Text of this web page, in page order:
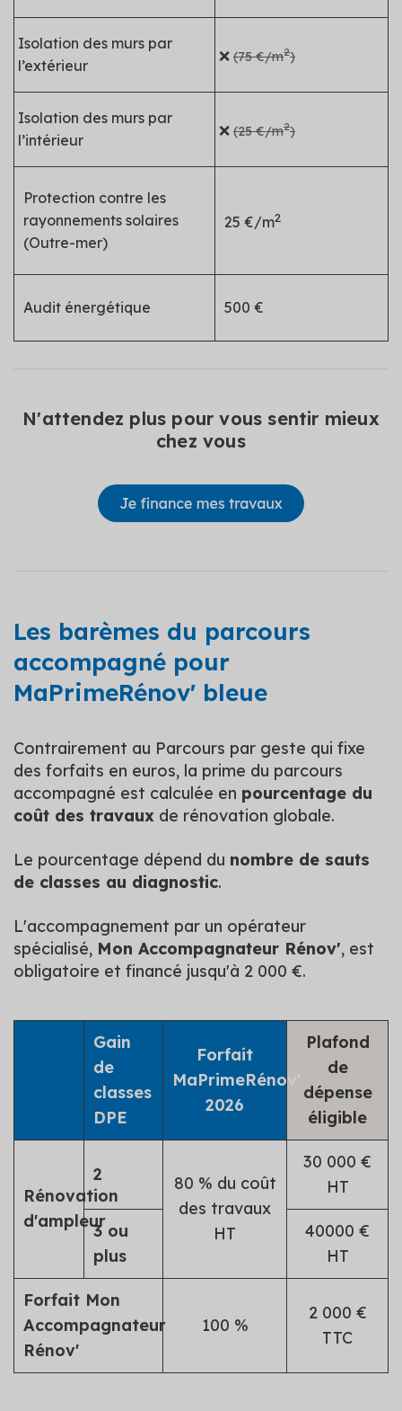
Isolation des murs par
l’extérieur
❌ (75 €/m2)
Isolation des murs par
l’intérieur
❌ (25 €/m2)
Protection contre les
rayonnements solaires
(Outre-mer)
25 €/m2
Audit énergétique 500 €
N'attendez plus pour vous sentir mieux
chez vous
Les barèmes du parcours
accompagné pour
MaPrimeRénov' bleue
Contrairement au Parcours par geste qui fixe
des forfaits en euros, la prime du parcours
accompagné est calculée en pourcentage du
coût des travaux de rénovation globale.
Le pourcentage dépend du nombre de sauts
de classes au diagnostic.
L'accompagnement par un opérateur
spécialisé, Mon Accompagnateur Rénov', est
obligatoire et financé jusqu'à 2 000 €.
Gain
de
classes
DPE
Forfait
MaPrimeRénov'
2026
Plafond
de
dépense
éligible
Rénovation
d'ampleur
2
80 % du coût
des travaux
HT
30 000 €
HT
3 ou
plus
40000 €
HT
Forfait Mon
Accompagnateur
Rénov'
100 %
2 000 €
TTC